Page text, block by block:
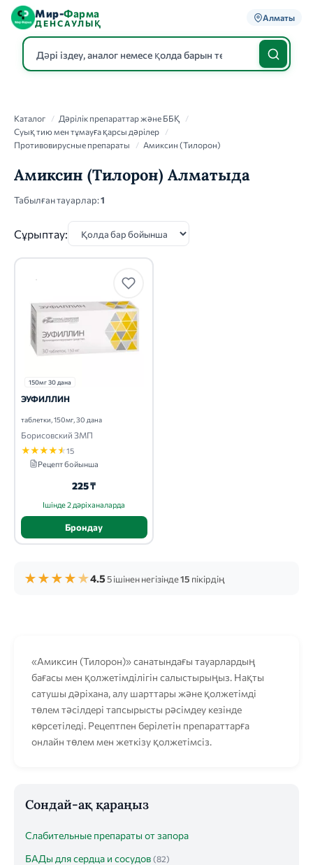
Мир-Фарма
ДЕНСАУЛЫҚ
Алматы
Каталог / Дәрілік препараттар және ББҚ
/
Суық тию мен тұмауға қарсы дәрілер
/
Противовирусные препараты
/ Амиксин (Тилорон)
Амиксин (Тилорон) Алматыда
Табылған тауарлар:1
Сұрыптау:
150мг 30 дана
ЭУФИЛЛИН
таблетки, 150мг, 30 дана
Борисовский ЗМП
★★★★★15
Рецепт бойынша
225 ₸
Ішінде 2 дәріханаларда
Брондау
★★★★★4.55 ішінен негізінде15 пікірдің
«Амиксин (Тилорон)» санатындағы тауарлардың
бағасы мен қолжетімділігін салыстырыңыз. Нақты
сатушы дәріхана, алу шарттары және қолжетімді
төлем тәсілдері тапсырысты рәсімдеу кезінде
көрсетіледі. Рецептпен берілетін препараттарға
онлайн төлем мен жеткізу қолжетімсіз.
Сондай-ақ қараңыз
Слабительные препараты от запора
БАДы для сердца и сосудов (82)